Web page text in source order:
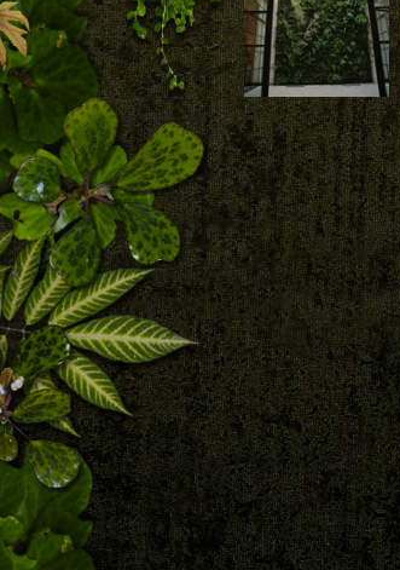
Download
Capitol, Charlotte,
North Carolina,
vue de face